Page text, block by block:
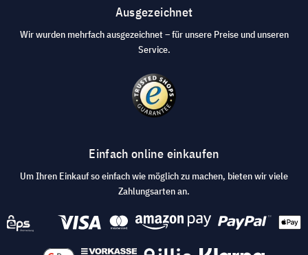
Ausgezeichnet
Wir wurden mehrfach ausgezeichnet – für unsere Preise und unseren
Service.
Einfach online einkaufen
Um Ihren Einkauf so einfach wie möglich zu machen, bieten wir viele
Zahlungsarten an.